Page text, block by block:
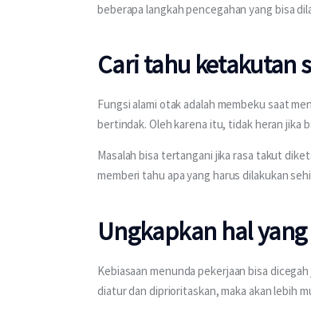
beberapa langkah pencegahan yang bisa
Cari tahu ketakutan
Fungsi alami otak adalah membeku saat
bertindak. Oleh karena itu, tidak heran jika
Masalah bisa tertangani jika rasa takut
memberi tahu apa yang harus dilakukan
Ungkapkan hal
Kebiasaan menunda pekerjaan bisa
diatur dan diprioritaskan, maka akan lebih